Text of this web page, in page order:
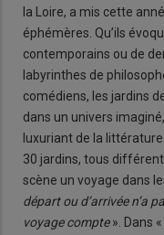
la Loire, a mis cette
éphémères. Qu’ils
contemporains ou de
labyrinthes de
comédiens, les jardins
dans un univers
luxuriant de la
30 jardins, tous
scène un voyage dans
départ ou d’arrivée n’a
voyage compte». Dans «